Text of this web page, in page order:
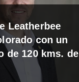
Leatherbee
con un
de 120 kms. de